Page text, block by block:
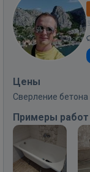
Цены
Сверление бетона
Примеры работ